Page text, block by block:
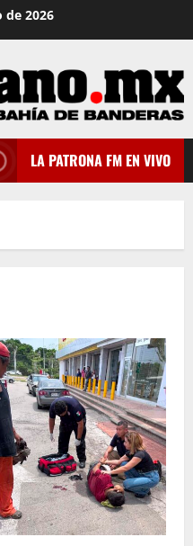
de 2026
LA PATRONA FM EN VIVO